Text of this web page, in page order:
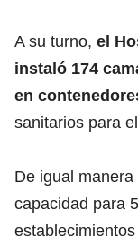
A su turno, el
instaló 174
en
sanitarios para
De igual
capacidad para